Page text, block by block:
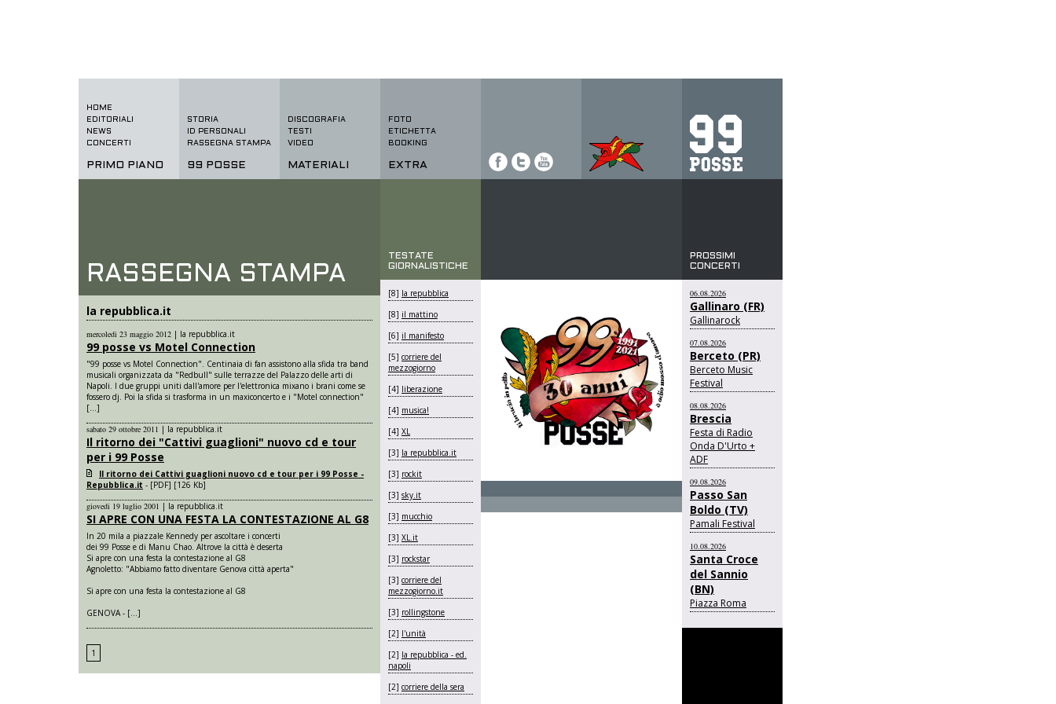
HOME
EDITORIALI
NEWS
CONCERTI
PRIMO PIANO
STORIA
ID PERSONALI
RASSEGNA STAMPA
99 POSSE
DISCOGRAFIA
TESTI
VIDEO
MATERIALI
FOTO
ETICHETTA
BOOKING
EXTRA
RASSEGNA STAMPA
la repubblica.it
mercoledi 23 maggio 2012 | la repubblica.it
99 posse vs Motel Connection
"99 posse vs Motel Connection". Centinaia di fan assistono alla sfida tra band
musicali organizzata da "Redbull" sulle terrazze del Palazzo delle arti di
Napoli. I due gruppi uniti dall'amore per l'elettronica mixano i brani come se
fossero dj. Poi la sfida si trasforma in un maxiconcerto e i "Motel connection"
[...]
sabato 29 ottobre 2011 | la repubblica.it
Il ritorno dei "Cattivi guaglioni" nuovo cd e tour
per i 99 Posse
Il ritorno dei Cattivi guaglioni nuovo cd e tour per i 99 Posse -
Repubblica.it - [PDF] [126 Kb]
giovedi 19 luglio 2001 | la repubblica.it
SI APRE CON UNA FESTA LA CONTESTAZIONE AL G8
In 20 mila a piazzale Kennedy per ascoltare i concerti
dei 99 Posse e di Manu Chao. Altrove la città è deserta
Si apre con una festa la contestazione al G8
Agnoletto: "Abbiamo fatto diventare Genova città aperta"
Si apre con una festa la contestazione al G8
GENOVA - [...]
1
TESTATE
GIORNALISTICHE
[8] la repubblica
[8] il mattino
[6] il manifesto
[5] corriere del
mezzogiorno
[4] liberazione
[4] musica!
[4] XL
[3] la repubblica.it
[3] rockit
[3] sky.it
[3] mucchio
[3] XL.it
[3] rockstar
[3] corriere del
mezzogiorno.it
[3] rollingstone
[2] l'unità
[2] la repubblica - ed.
napoli
[2] corriere della sera
PROSSIMI
CONCERTI
06.08.2026
Gallinaro (FR)
Gallinarock
07.08.2026
Berceto (PR)
Berceto Music
Festival
08.08.2026
Brescia
Festa di Radio
Onda D'Urto +
ADF
09.08.2026
Passo San
Boldo (TV)
Pamali Festival
10.08.2026
Santa Croce
del Sannio
(BN)
Piazza Roma